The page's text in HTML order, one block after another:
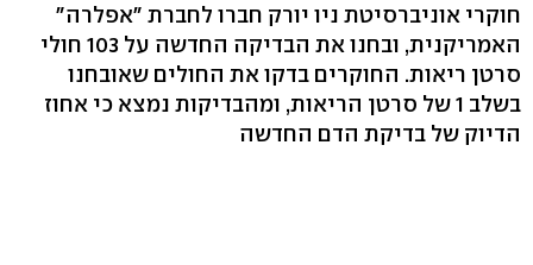
חוקרי אוניברסיטת ניו יורק חברו לחברת "אפלרה"
האמריקנית, ובחנו את הבדיקה החדשה על 103 חולי
סרטן ריאות. החוקרים בדקו את החולים שאובחנו
בשלב 1 של סרטן הריאות, ומהבדיקות נמצא כי אחוז
הדיוק של בדיקת הדם החדשה